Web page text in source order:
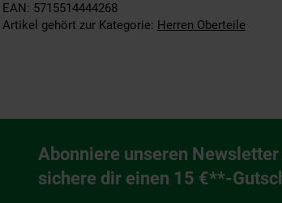
EAN: 5715514444268
Artikel gehört zur Kategorie: Herren Oberteile
Newsletter Anmeldung
Abonniere unseren Newsletter
sichere dir einen 15 €**-